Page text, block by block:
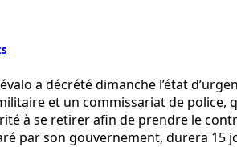
a décrété dimanche l’état
et un commissariat de
à se retirer afin de prendre le
par son gouvernement, durera 15